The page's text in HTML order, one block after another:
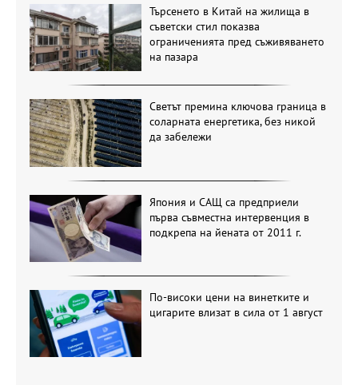
Търсенето в Китай на жилища в
съветски стил показва
ограниченията пред съживяването
на пазара
Светът премина ключова граница в
соларната енергетика, без никой
да забележи
Япония и САЩ са предприели
първа съвместна интервенция в
подкрепа на йената от 2011 г.
По-високи цени на винетките и
цигарите влизат в сила от 1 август